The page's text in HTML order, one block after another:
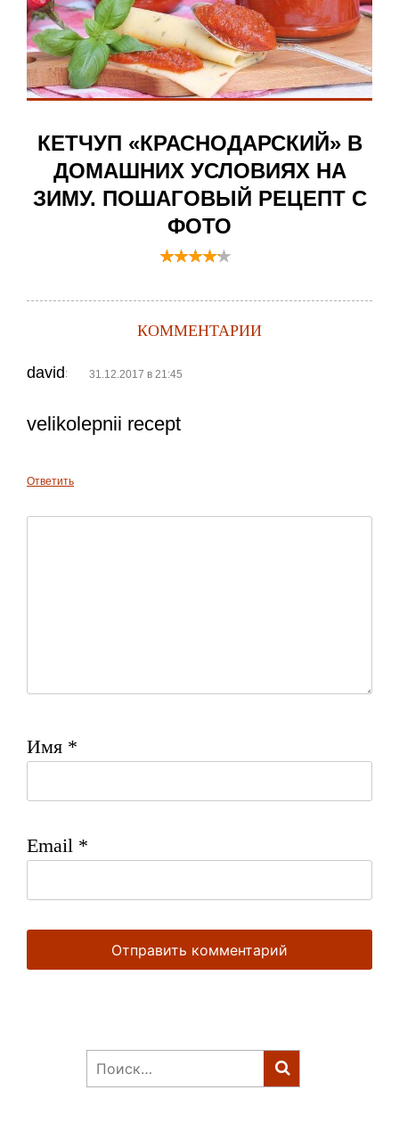
КЕТЧУП «КРАСНОДАРСКИЙ» В
ДОМАШНИХ УСЛОВИЯХ НА
ЗИМУ. ПОШАГОВЫЙ РЕЦЕПТ С
ФОТО
КОММЕНТАРИИ
david : 31.12.2017 в 21:45
velikolepnii recept
Ответить
Имя *
Email *
Найти: